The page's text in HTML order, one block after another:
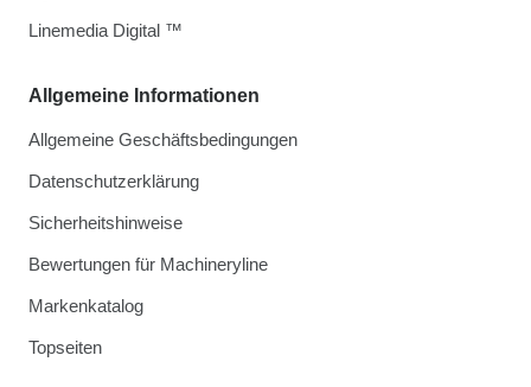
Allgemeine Informationen
Allgemeine Geschäftsbedingungen
Datenschutzerklärung
Sicherheitshinweise
Bewertungen für Machineryline
Markenkatalog
Topseiten
Linemedia Digital ™